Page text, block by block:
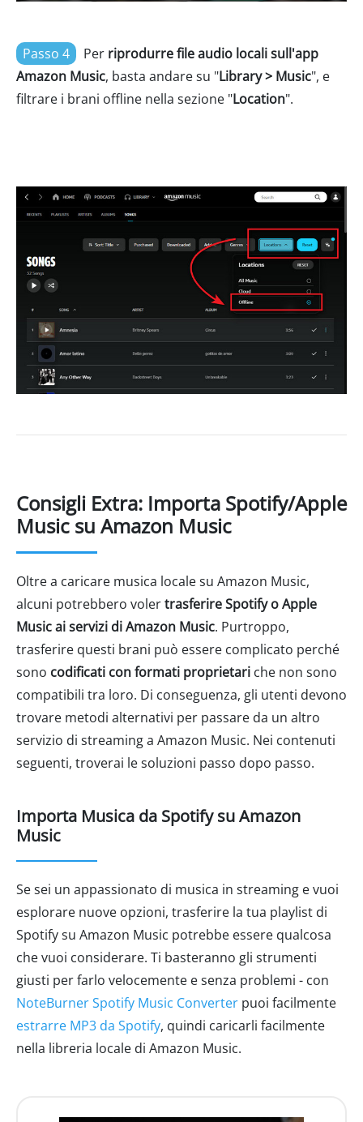
Passo 4 Per riprodurre file audio locali sull'app
Amazon Music, basta andare su "Library > Music", e
filtrare i brani offline nella sezione "Location".
Consigli Extra: Importa Spotify/Apple
Music su Amazon Music
Oltre a caricare musica locale su Amazon Music,
alcuni potrebbero volertrasferire Spotify o Apple
Music ai servizi di Amazon Music. Purtroppo,
trasferire questi brani può essere complicato perché
sono codificati con formati proprietari che non sono
compatibili tra loro. Di conseguenza, gli utenti devono
trovare metodi alternativi per passare da un altro
servizio di streaming a Amazon Music. Nei contenuti
seguenti, troverai le soluzioni passo dopo passo.
Importa Musica da Spotify su Amazon
Music
Se sei un appassionato di musica in streaming e vuoi
esplorare nuove opzioni, trasferire la tua playlist di
Spotify su Amazon Music potrebbe essere qualcosa
che vuoi considerare. Ti basteranno gli strumenti
giusti per farlo velocemente e senza problemi - con
NoteBurner Spotify Music Converter puoi facilmente
estrarre MP3 da Spotify, quindi caricarli facilmente
nella libreria locale di Amazon Music.